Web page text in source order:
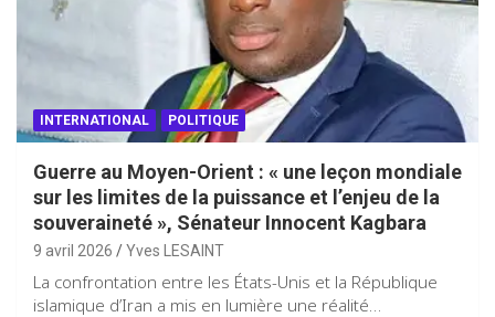
INTERNATIONAL POLITIQUE
Guerre au Moyen-Orient : « une leçon mondiale
sur les limites de la puissance et l’enjeu de la
souveraineté », Sénateur Innocent Kagbara
9 avril 2026 Yves LESAINT
La confrontation entre les États-Unis et la République
islamique d’Iran a mis en lumière une réalité…